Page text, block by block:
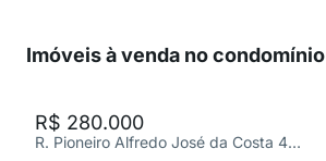
Imóveis à venda no condomínio
R$ 280.000
R. Pioneiro Alfredo José da Costa 438, Jardim Alvorada